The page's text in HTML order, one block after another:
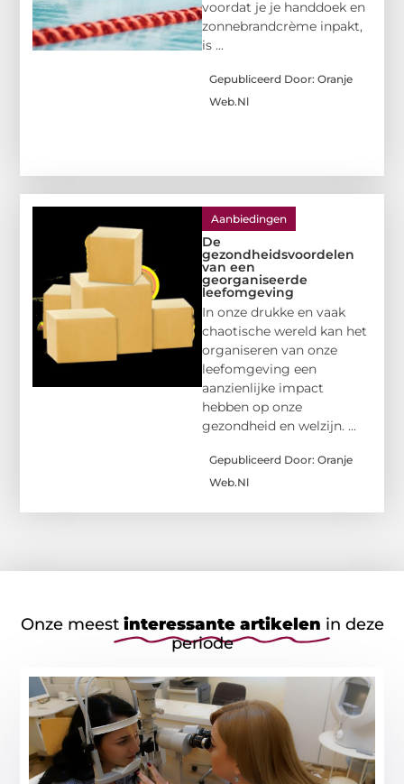
voordat je je handdoek en
zonnebrandcrème inpakt,
is ...
Gepubliceerd Door: Oranje
Web.nl
Aanbiedingen
De
gezondheidsvoordelen
van een
georganiseerde
leefomgeving
In onze drukke en vaak
chaotische wereld kan het
organiseren van onze
leefomgeving een
aanzienlijke impact
hebben op onze
gezondheid en welzijn. ...
Gepubliceerd Door: Oranje
Web.nl
Onze meest interessante artikelen in deze
periode